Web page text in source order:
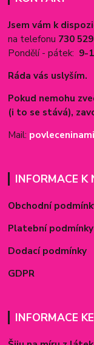
Jsem vám k
na telefonu 730
Pondělí - pátek: 9-
Ráda vás uslyším.
Pokud nemohu
(i to se stává),
Mail:
INFORMACE K
Obchodní
Platební podmínky
Dodací podmínky
GDPR
INFORMACE